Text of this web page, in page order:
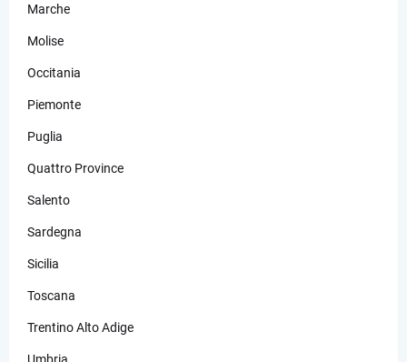
Marche
Molise
Occitania
Piemonte
Puglia
Quattro Province
Salento
Sardegna
Sicilia
Toscana
Trentino Alto Adige
Umbria